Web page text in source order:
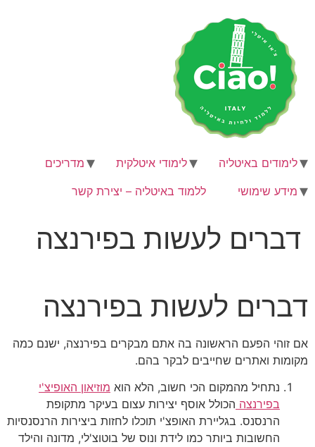
לימודים באיטליה לימודי איטלקית
מדריכים
מידע שימושי
ללמוד באיטליה – יצירת קשר
דברים לעשות בפירנצה
דברים לעשות בפירנצה
אם זוהי הפעם הראשונה בה אתם מבקרים בפירנצה, ישנם כמה
מקומות ואתרים שחייבים לבקר בהם.
נתחיל מהמקום הכי חשוב, הלא הוא מוזיאון האופיצ'י
בפירנצה הכולל אוסף יצירות עצום בעיקר מתקופת
הרנסנס. בגליירת האופצ'י תוכלו לחזות ביצירות הרנסנסיות
החשובות ביותר כמו לידת ונוס של בוטוצ'לי, מדונה והילד